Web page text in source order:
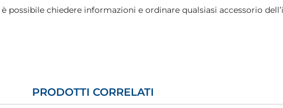
è possibile chiedere informazioni e ordinare qualsiasi accessorio
PRODOTTI CORRELATI